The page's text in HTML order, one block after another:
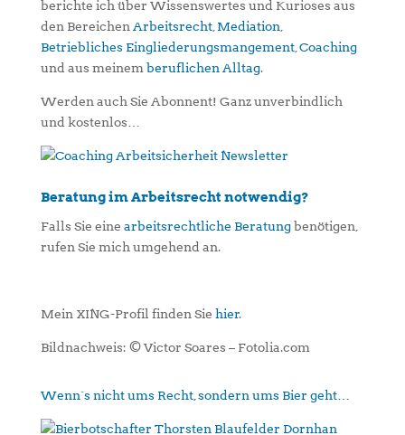
berichte ich über Wissenswertes und Kurioses aus
den Bereichen Arbeitsrecht, Mediation
Betriebliches Eingliederungsmangement, Coaching
und aus meinem beruflichen Alltag.
Werden auch Sie Abonnent! Ganz unverbindlich
und kostenlos…
Beratung im Arbeitsrecht notwendig?
Falls Sie eine arbeitsrechtliche Beratungbenötigen,
rufen Sie mich umgehend an.
Mein XING-Profil finden Sie hier.
Bildnachweis: © Victor Soares – Fotolia.com
Wenn´s nicht ums Recht, sondern ums Bier geht…